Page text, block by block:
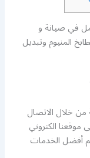
في صيانة و
المنيوم وتبديل
من خلال الاتصال
موقعنا الكتروني
أفضل الخدمات